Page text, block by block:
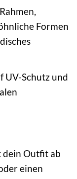
Formen
UV-Schutz und
dein Outfit ab
einen